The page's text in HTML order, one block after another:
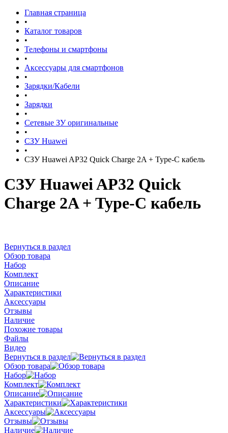
Главная страница
•
Каталог товаров
•
Телефоны и смартфоны
•
Аксессуары для смартфонов
•
Зарядки/Кабели
•
Зарядки
•
Сетевые ЗУ оригинальные
•
СЗУ Huawei
•
СЗУ Huawei AP32 Quick Charge 2A + Type-C кабель
СЗУ Huawei AP32 Quick
Charge 2A + Type-C кабель
Вернуться в раздел
Обзор товара
Набор
Комплект
Описание
Характеристики
Аксессуары
Отзывы
Наличие
Похожие товары
Файлы
Видео
Вернуться в раздел
Обзор товара
Набор
Комплект
Описание
Характеристики
Аксессуары
Отзывы
Наличие